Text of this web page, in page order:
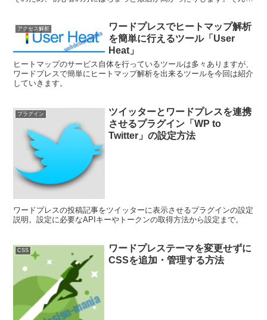
アクセス解析
ワードプレスでヒートマップ解析
を簡単に行えるツール「User
Heat」
ヒートマップのサービス自体を行っているツールは多々ありますが、
ワードプレスで簡単にヒートマップ解析を出来るツールを今回は紹介
していきます。
プラグイン
ツイッターとワードプレスを連携
させるプラグイン「WP to
Twitter」の設定方法
ワードプレスの投稿記事をツイッターに表示させるプラグインの設定
説明。設定に必要なAPIキーやトークンの取得方法から設定まで。
CSS
ワードプレステーマを変更せずに
CSSを追加・管理する方法